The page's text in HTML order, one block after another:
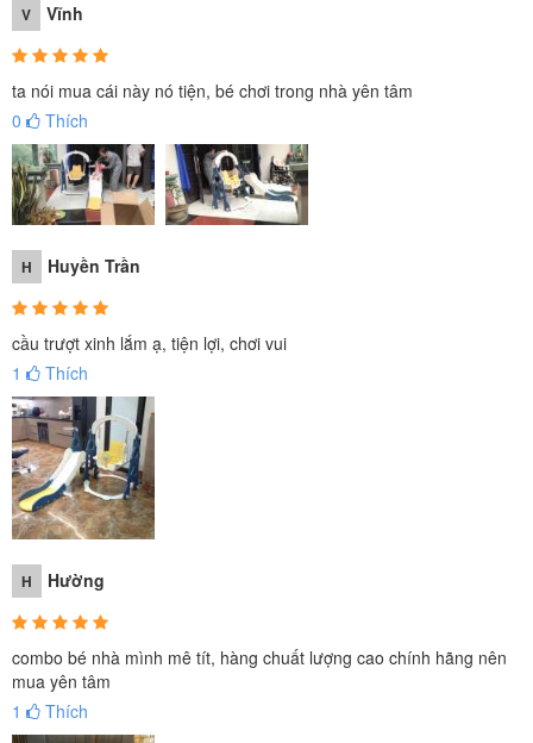
V Vĩnh
ta nói mua cái này nó tiện, bé chơi trong nhà yên tâm
0
Thích
H Huyền Trần
cầu trượt xinh lắm ạ, tiện lợi, chơi vui
1
Thích
H Hường
combo bé nhà mình mê tít, hàng chuất lượng cao chính hãng nên
mua yên tâm
1
Thích